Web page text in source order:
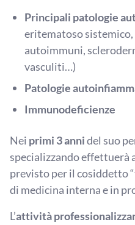
Principali patologie
eritematoso
autoimmuni,
vasculiti…)
Patologie
Immunodeficienze
Nei primi 3 annidel suo
specializzando effettuerà
previsto per il cosiddetto
di medicina interna e in
L’attività